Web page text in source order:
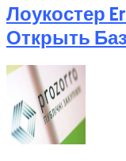
Лоукостер
Открыть